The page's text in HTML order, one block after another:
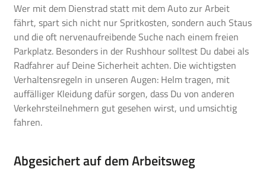
Wer mit dem Dienstrad statt mit dem Auto zur Arbeit
fährt, spart sich nicht nur Spritkosten, sondern auch Staus
und die oft nervenaufreibende Suche nach einem freien
Parkplatz. Besonders in der Rushhour solltest Du dabei als
Radfahrer auf Deine Sicherheit achten. Die wichtigsten
Verhaltensregeln in unseren Augen: Helm tragen, mit
auffälliger Kleidung dafür sorgen, dass Du von anderen
Verkehrsteilnehmern gut gesehen wirst, und umsichtig
fahren.
Abgesichert auf dem Arbeitsweg